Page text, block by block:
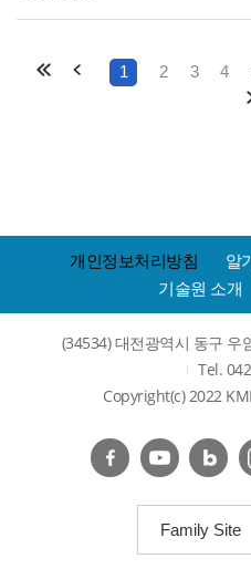
1 2 3 4
개인정보처리방침
알
기술원 소개
Family Site(
(34534) 대전광역시 동구 우
Tel.
Copyright(c) 2022